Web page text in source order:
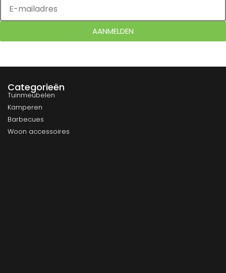
AANMELDEN
Categorieën
Tuinmeubelen
Kamperen
Barbecues
Woon accessoires